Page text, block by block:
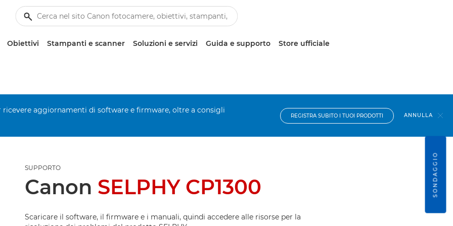
Obiettivi Stampanti e scanner Soluzioni e servizi Guida e supporto Store ufficiale
aggiornamenti di software e firmware, oltre a consigli
REGISTRA SUBITO I TUOI PRODOTTI ANNULLA
SUPPORTO
Canon SELPHY CP1300
Scaricare il software, il firmware e i manuali, quindi accedere alle risorse per la
SONDAGGIO